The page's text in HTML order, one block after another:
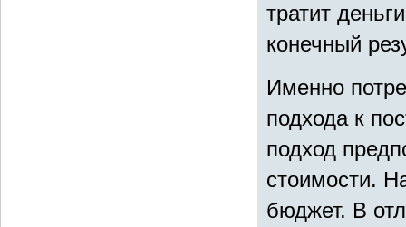
тратит
конечный
Именно
подхода к
подход
стоимости.
бюджет. В